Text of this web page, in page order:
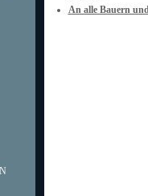
An alle Bauern